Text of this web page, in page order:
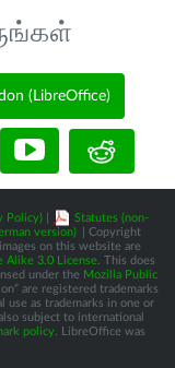
(LibreOffice)
Policy)
Statutes (non-
version)
| Copyright
on this website are
Alike 3.0 License. This does
under the Mozilla Public
are registered trademarks
use as trademarks in one or
subject to international
policy. LibreOffice was